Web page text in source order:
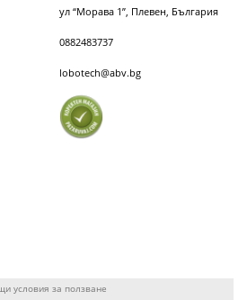
ул “Морава 1”, Плевен, България
0882483737
lobotech@abv.bg
условия за ползване